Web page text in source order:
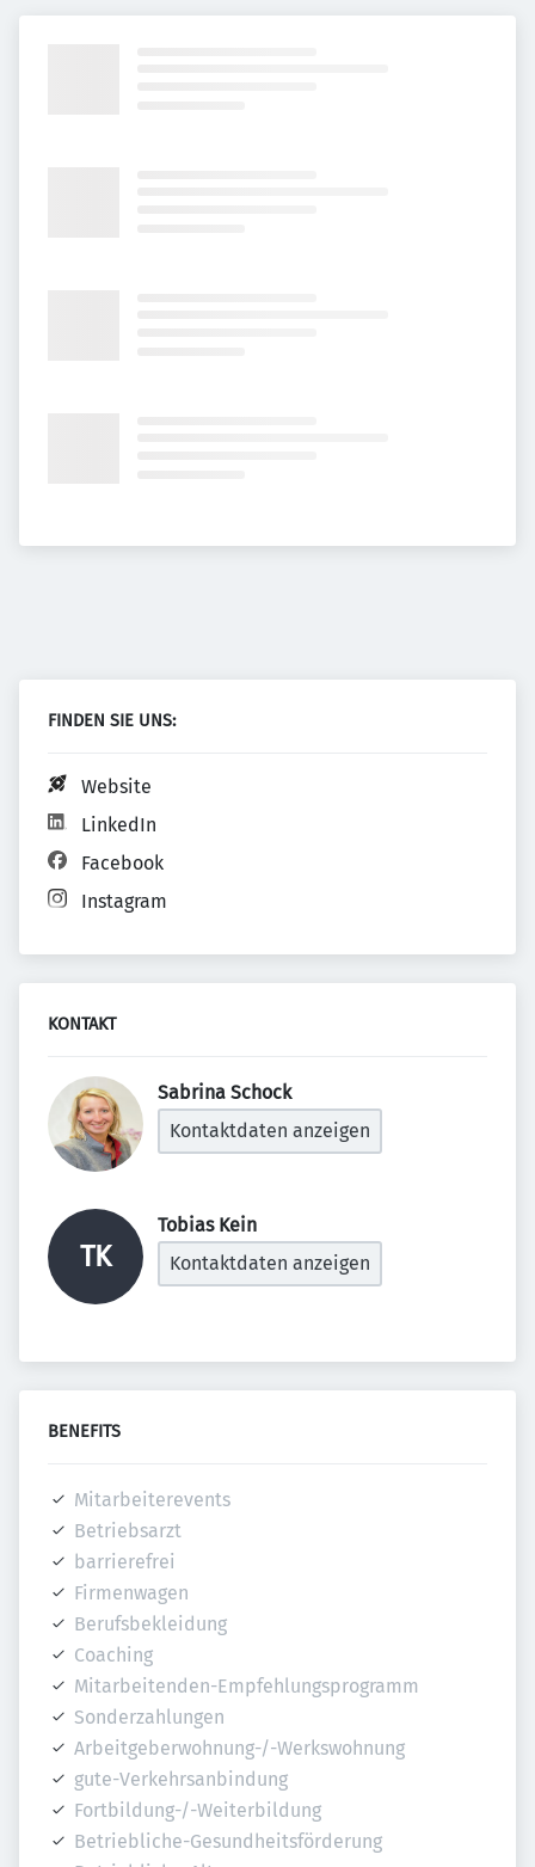
FINDEN SIE UNS:
Website
LinkedIn
Facebook
Instagram
KONTAKT
Sabrina Schock
Kontaktdaten anzeigen
TK
Tobias Kein
Kontaktdaten anzeigen
BENEFITS
Mitarbeiterevents
Betriebsarzt
barrierefrei
Firmenwagen
Berufsbekleidung
Coaching
Mitarbeitenden-Empfehlungsprogramm
Sonderzahlungen
Arbeitgeberwohnung-/-Werkswohnung
gute-Verkehrsanbindung
Fortbildung-/-Weiterbildung
Betriebliche-Gesundheitsförderung